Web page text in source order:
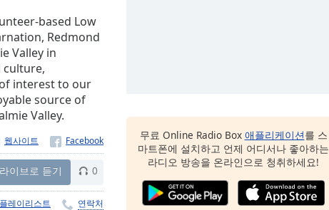
based Low
Redmond
Valley in
culture,
interest to our
source of
Valley.
웹사이트
라이브로 듣기 0
플레이리스트 연락처
무료 Online Radio Box 애플리케이션를 스
마트폰에 설치하고 언제 어디서나 좋아하는
라디오 방송을 온라인으로 청취하세요!